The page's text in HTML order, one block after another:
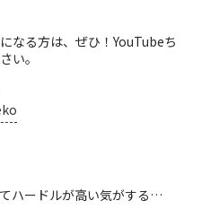
なる方は、ぜひ！YouTubeち
い。
ハードルが高い気がする…